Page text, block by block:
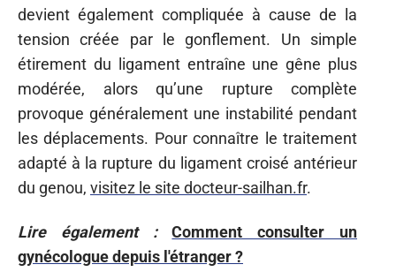
devient également compliquée à cause de la
tension créée par le gonflement. Un simple
étirement du ligament entraîne une gêne plus
modérée, alors qu’une rupture complète
provoque généralement une instabilité pendant
les déplacements. Pour connaître le traitement
adapté à la rupture du ligament croisé antérieur
du genou, visitez le site docteur-sailhan.fr.
Lire également :
Comment consulter un
gynécologue depuis l'étranger ?